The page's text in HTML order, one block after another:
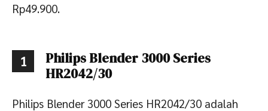
Rp49.900.
1
Philips Blender 3000 Series
HR2042/30
Philips Blender 3000 Series HR2042/30 adalah